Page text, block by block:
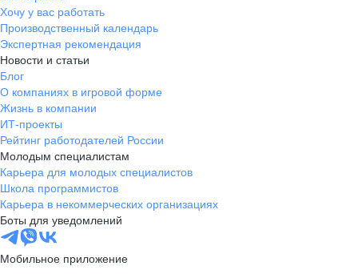
Хочу у вас работать
Производственный календарь
Экспертная рекомендация
Новости и статьи
Блог
О компаниях в игровой форме
Жизнь в компании
ИТ-проекты
Рейтинг работодателей России
Молодым специалистам
Карьера для молодых специалистов
Школа программистов
Карьера в некоммерческих организациях
Боты для уведомлений
Мобильное приложение